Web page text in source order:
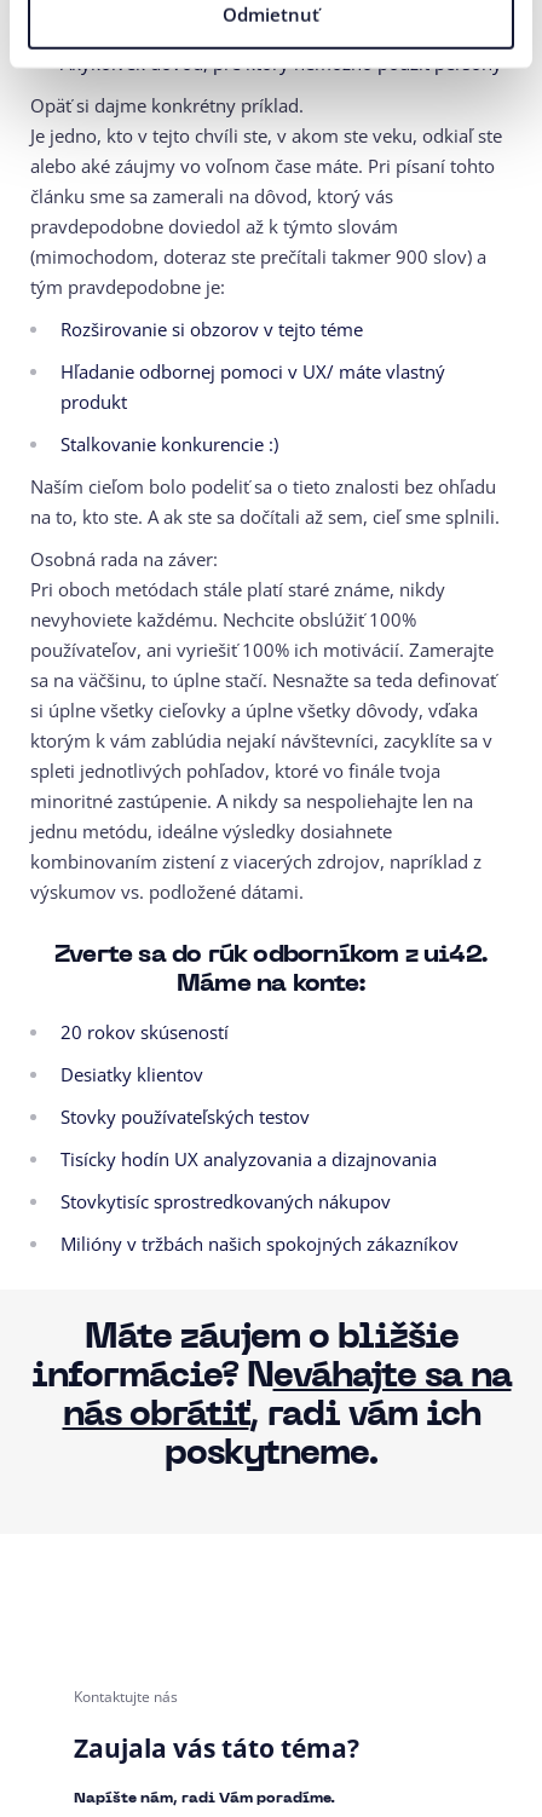
Odmietnuť
Ak predávate služby alebo poradentsvo, b2b segment
Akýkoľvek dôvod, pre ktorý nemožno použiť persony
Opäť si dajme konkrétny príklad.
Je jedno, kto v tejto chvíli ste, v akom ste veku, odkiaľ ste
alebo aké záujmy vo voľnom čase máte. Pri písaní tohto
článku sme sa zamerali na dôvod, ktorý vás
pravdepodobne doviedol až k týmto slovám
(mimochodom, doteraz ste prečítali takmer 900 slov) a
tým pravdepodobne je:
Rozširovanie si obzorov v tejto téme
Hľadanie odbornej pomoci v UX/ máte vlastný
produkt
Stalkovanie konkurencie :)
Naším cieľom bolo podeliť sa o tieto znalosti bez ohľadu
na to, kto ste. A ak ste sa dočítali až sem, cieľ sme splnili.
Osobná rada na záver:
Pri oboch metódach stále platí staré známe, nikdy
nevyhoviete každému. Nechcite obslúžiť 100%
používateľov, ani vyriešiť 100% ich motivácií. Zamerajte
sa na väčšinu, to úplne stačí. Nesnažte sa teda definovať
si úplne všetky cieľovky a úplne všetky dôvody, vďaka
ktorým k vám zablúdia nejakí návštevníci, zacyklíte sa v
spleti jednotlivých pohľadov, ktoré vo finále tvoja
minoritné zastúpenie. A nikdy sa nespoliehajte len na
jednu metódu, ideálne výsledky dosiahnete
kombinovaním zistení z viacerých zdrojov, napríklad z
výskumov vs. podložené dátami.
Zverte sa do rúk odborníkom z ui42.
Máme na konte:
20 rokov skúseností
Desiatky klientov
Stovky používateľských testov
Tisícky hodín UX analyzovania a dizajnovania
Stovkytisíc sprostredkovaných nákupov
Milióny v tržbách našich spokojných zákazníkov
Máte záujem o bližšie
informácie? Neváhajte sa na
nás obrátiť, radi vám ich
poskytneme.
Kontaktujte nás
Zaujala vás táto téma?
Napíšte nám, radi Vám poradíme.